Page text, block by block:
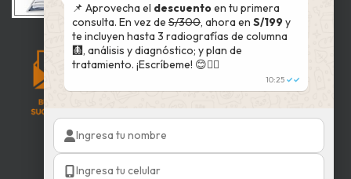
📌 Aprovecha el descuentoen tu primera
consulta. En vez de S/300, ahora en S/199y
te incluyen hasta 3 radiografías de columna
🩻, análisis y diagnóstico; y plan de
tratamiento. ¡Escríbeme! 😊👇🏻
10:25 ✓✓